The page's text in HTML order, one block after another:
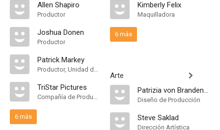
Allen Shapiro
Productor
Joshua Donen
Productor
Patrick Markey
Productor, Unidad de Producción
TriStar Pictures
Compañía de Produccion
6 más
Kimberly Felix
Maquilladora
6 más
Arte
Patrizia von Brandenstein
Diseño de Producción
Steve Saklad
Dirección Artística